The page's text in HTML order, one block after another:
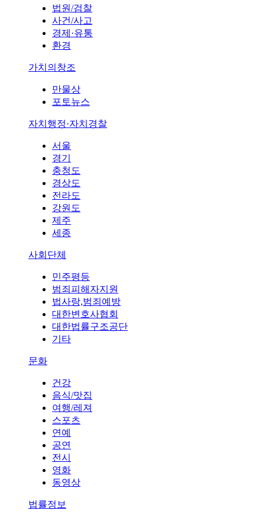
법원/검찰
사건/사고
경제·유통
환경
가치의창조
만물상
포토뉴스
자치행정·자치경찰
서울
경기
충청도
경상도
전라도
강원도
제주
세종
사회단체
민주평등
범죄피해자지원
법사랑,범죄예방
대한변호사협회
대한법률구조공단
기타
문화
건강
음식/맛집
여행/레져
스포츠
연예
공연
전시
영화
동영상
법률정보